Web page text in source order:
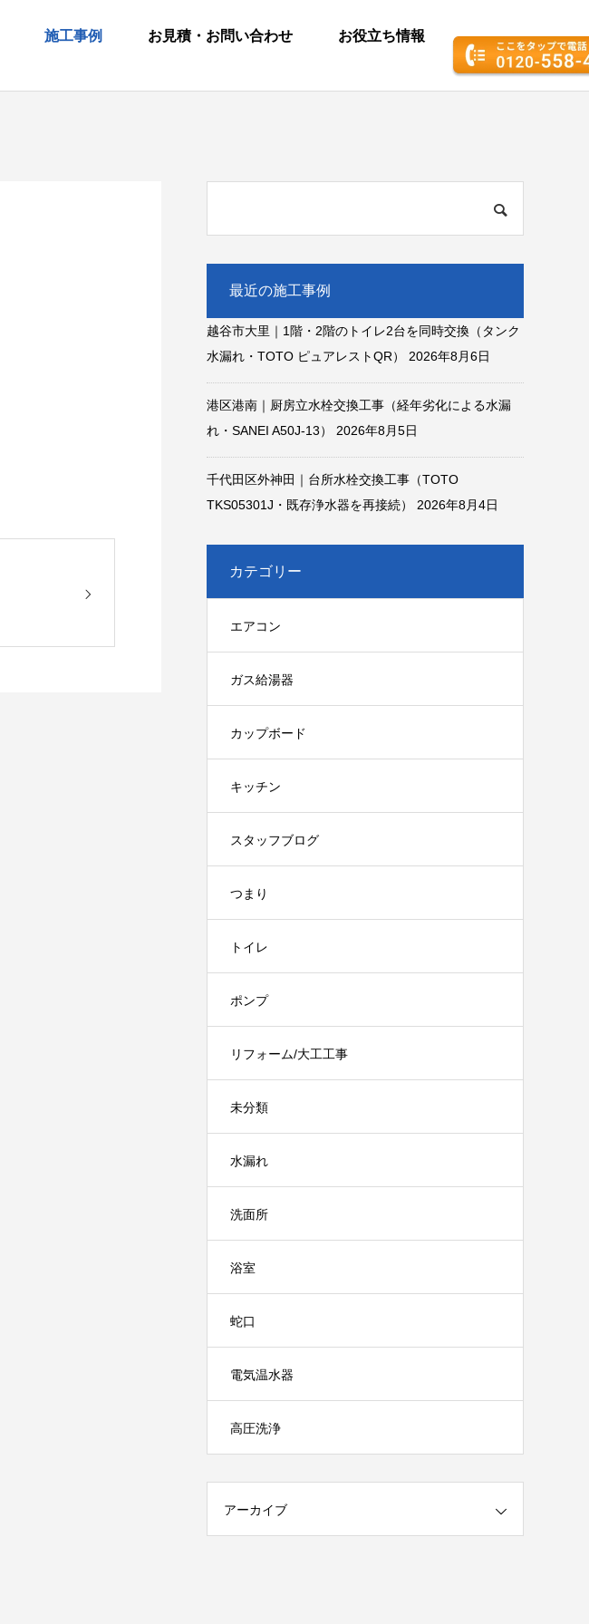
施工事例 お見積・お問い合わせ お役立ち情報
最近の施工事例
越谷市大里｜1階・2階のトイレ2台を同時交換（タンク
水漏れ・TOTO ピュアレストQR）
2026年8月6日
港区港南｜厨房立水栓交換工事（経年劣化による水漏
れ・SANEI A50J-13）
2026年8月5日
千代田区外神田｜台所水栓交換工事（TOTO
TKS05301J・既存浄水器を再接続）
2026年8月4日
カテゴリー
エアコン
ガス給湯器
カップボード
キッチン
スタッフブログ
つまり
トイレ
ポンプ
リフォーム/大工工事
未分類
水漏れ
洗面所
浴室
蛇口
電気温水器
高圧洗浄
アーカイブ